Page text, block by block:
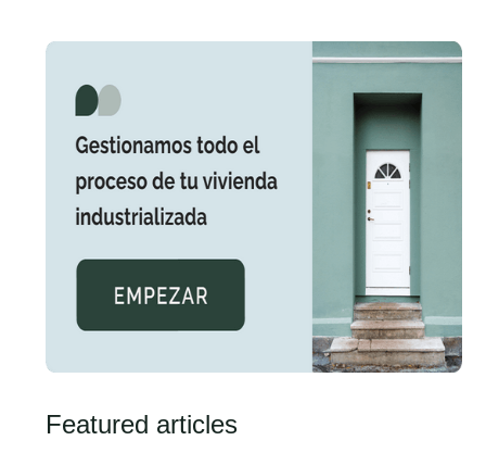
Featured articles